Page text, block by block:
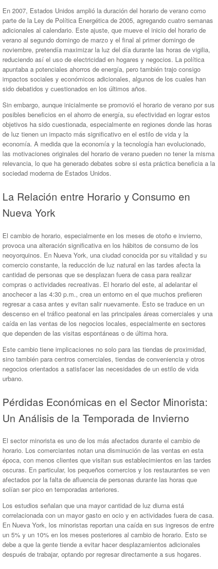
En 2007, Estados Unidos amplió la duración del horario de verano como
parte de la Ley de Política Energética de 2005, agregando cuatro semanas
adicionales al calendario. Este ajuste, que mueve el inicio del horario de
verano al segundo domingo de marzo y el final al primer domingo de
noviembre, pretendía maximizar la luz del día durante las horas de vigilia,
reduciendo así el uso de electricidad en hogares y negocios. La política
apuntaba a potenciales ahorros de energía, pero también trajo consigo
impactos sociales y económicos adicionales, algunos de los cuales han
sido debatidos y cuestionados en los últimos años.
Sin embargo, aunque inicialmente se promovió el horario de verano por sus
posibles beneficios en el ahorro de energía, su efectividad en lograr estos
objetivos ha sido cuestionada, especialmente en regiones donde las horas
de luz tienen un impacto más significativo en el estilo de vida y la
economía. A medida que la economía y la tecnología han evolucionado,
las motivaciones originales del horario de verano pueden no tener la misma
relevancia, lo que ha generado debates sobre si esta práctica beneficia a la
sociedad moderna de Estados Unidos.
La Relación entre Horario y Consumo en
Nueva York
El cambio de horario, especialmente en los meses de otoño e invierno,
provoca una alteración significativa en los hábitos de consumo de los
neoyorquinos. En Nueva York, una ciudad conocida por su vitalidad y su
comercio constante, la reducción de luz natural en las tardes afecta la
cantidad de personas que se desplazan fuera de casa para realizar
compras o actividades recreativas. El horario del este, al adelantar el
anochecer a las 4:30 p.m., crea un entorno en el que muchos prefieren
regresar a casa antes y evitan salir nuevamente. Esto se traduce en un
descenso en el tráfico peatonal en las principales áreas comerciales y una
caída en las ventas de los negocios locales, especialmente en sectores
que dependen de las visitas espontáneas o de última hora.
Este cambio tiene implicaciones no solo para las tiendas de proximidad,
sino también para centros comerciales, tiendas de conveniencia y otros
negocios orientados a satisfacer las necesidades de un estilo de vida
urbano.
Pérdidas Económicas en el Sector Minorista:
Un Análisis de la Temporada de Invierno
El sector minorista es uno de los más afectados durante el cambio de
horario. Los comerciantes notan una disminución de las ventas en esta
época, con menos clientes que visitan sus establecimientos en las tardes
oscuras. En particular, los pequeños comercios y los restaurantes se ven
afectados por la falta de afluencia de personas durante las horas que
solían ser pico en temporadas anteriores.
Los estudios señalan que una mayor cantidad de luz diurna está
correlacionada con un mayor gasto en ocio y en actividades fuera de casa.
En Nueva York, los minoristas reportan una caída en sus ingresos de entre
un 5% y un 10% en los meses posteriores al cambio de horario. Esto se
debe a que la gente tiende a evitar hacer desplazamientos adicionales
después de trabajar, optando por regresar directamente a sus hogares.